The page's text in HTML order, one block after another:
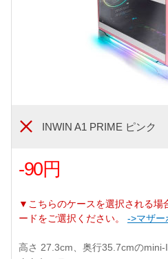
INWIN A1 PRIME ピンク
-90円
▼こちらのケースを選択される場
ードをご選択ください。 ->マザー
高さ 27.3cm、奥行35.7cmの